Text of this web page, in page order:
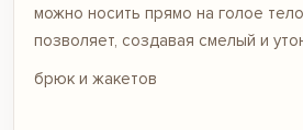
можно носить прямо на голое
позволяет, создавая смелый и
брюк и жакетов